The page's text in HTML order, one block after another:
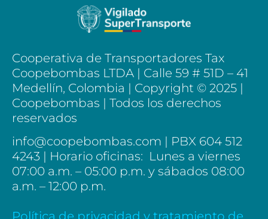
Cooperativa de Transportadores Tax
Coopebombas LTDA | Calle 59 # 51D – 41
Medellín, Colombia | Copyright © 2025 |
Coopebombas | Todos los derechos
reservados
info@coopebombas.com | PBX 604 512
4243 | Horario oficinas: Lunes a viernes
07:00 a.m. – 05:00 p.m. y sábados 08:00
a.m. – 12:00 p.m.